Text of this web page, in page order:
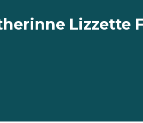
Lizzette